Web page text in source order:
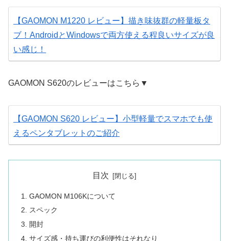
【GAOMON M1220 レビュー】描き味抜群の軽量板タ
ブ！AndroidとWindowsで両方使える程良いサイズが良
い感じ！
GAOMON S620のレビューはこちら▼
【GAOMON S620 レビュー】小型軽量でスマホでも使
えるペンタブレットのご紹介
目次
GAOMON M106Kについて
スペック
開封
サイズ感・持ち運びの利便性はそれなり